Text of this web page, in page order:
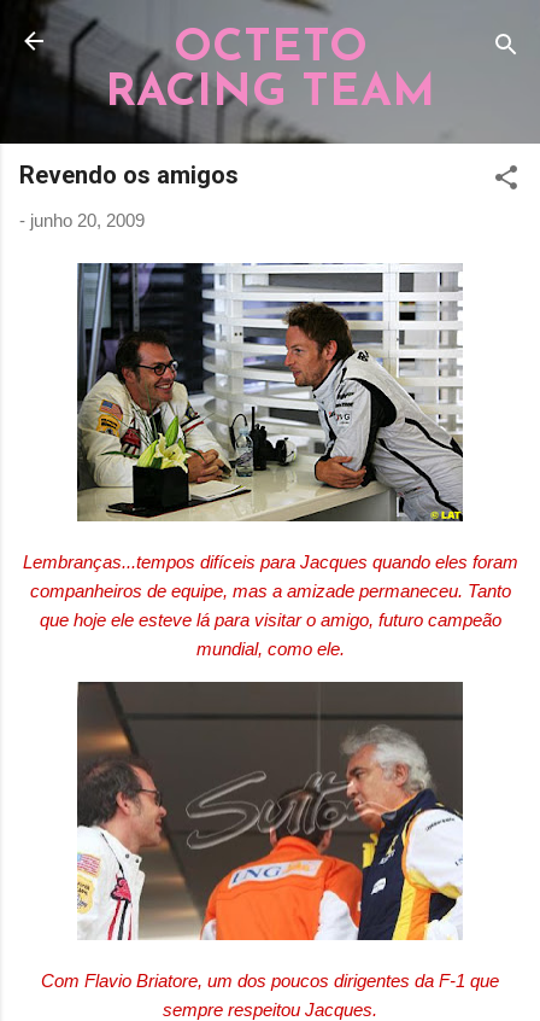
Pular para o conteúdo principal
OCTETO
RACING TEAM
Revendo os amigos
- junho 20, 2009
Lembranças...tempos difíceis para Jacques quando eles foram
companheiros de equipe, mas a amizade permaneceu. Tanto
que hoje ele esteve lá para visitar o amigo, futuro campeão
mundial, como ele.
Com Flavio Briatore, um dos poucos dirigentes da F-1 que
sempre respeitou Jacques.